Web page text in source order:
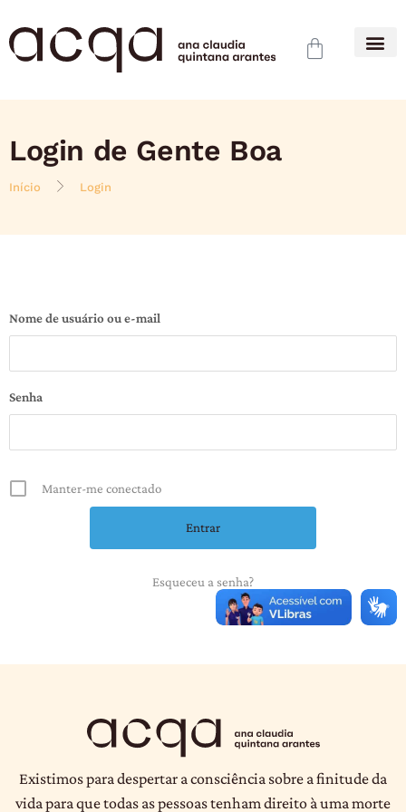
Login de Gente Boa
Início Login
Nome de usuário ou e-mail
Senha
Manter-me conectado
Esqueceu a senha?
Existimos para despertar a consciência sobre a finitude da
vida para que todas as pessoas tenham direito à uma morte